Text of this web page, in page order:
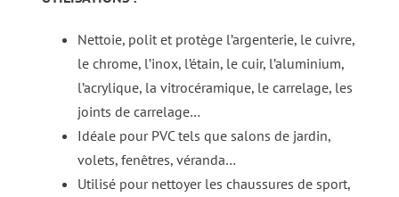
Nettoie, polit et protège l’argenterie, le cuivre,
le chrome, l’inox, l’étain, le cuir, l’aluminium,
l’acrylique, la vitrocéramique, le carrelage, les
joints de carrelage…
Idéale pour PVC tels que salons de jardin,
volets, fenêtres, véranda…
Utilisé pour nettoyer les chaussures de sport,